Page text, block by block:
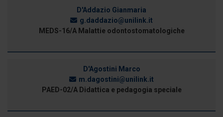
dalla Dichiarazione sui cookie.
Utilizziamo i cookie per personalizzare contenuti ed
informazioni sul modo in cui utilizza il nostro sito con i
nostri partner che si occupano di analisi dei dati web,
pubblicità e social media, i quali potrebbero combinarle
D'Addazio Gianmaria
g.daddazio@unilink.it
MEDS-16/A Malattie odontostomatologiche
D'Agostini Marco
m.dagostini@unilink.it
PAED-02/A Didattica e pedagogia speciale